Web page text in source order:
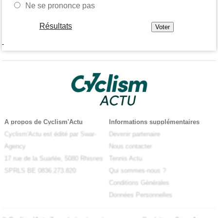
Ne se prononce pas
Résultats
-
A propos de Cyclism'Actu
Cyclism'Actu est édité par Swar-
Agency
17 rue de la Suarlée, 5080 Rhisnes
SPRLS BE 0836.273.820
Informations supplémentaires
Devenir partenaire
Nous contacter
Tennis Actu
Qui sommes-nous ?
Conditions Générales
Données Personnelles